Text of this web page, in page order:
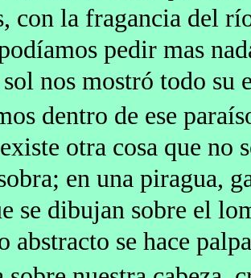
con la fragancia del
pedir mas
nos mostró todo su
dentro de ese
otra cosa que no
en una piragua,
se dibujan sobre el
abstracto se hace